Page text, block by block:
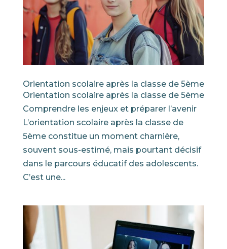
Orientation scolaire après la classe de 5ème
Orientation scolaire après la classe de 5ème
Comprendre les enjeux et préparer l’avenir
L’orientation scolaire après la classe de
5ème constitue un moment charnière,
souvent sous-estimé, mais pourtant décisif
dans le parcours éducatif des adolescents.
C’est une...